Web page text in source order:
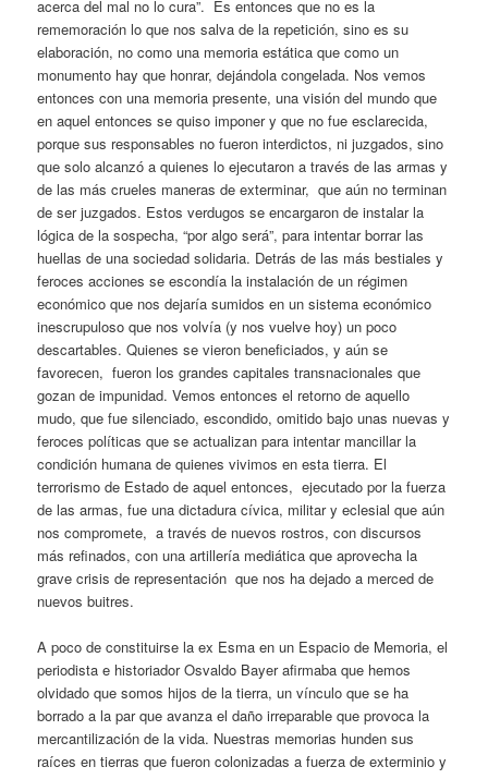
acerca del mal no lo cura”. Es entonces que no es la
rememoración lo que nos salva de la repetición, sino es su
elaboración, no como una memoria estática que como un
monumento hay que honrar, dejándola congelada. Nos vemos
entonces con una memoria presente, una visión del mundo que
en aquel entonces se quiso imponer y que no fue esclarecida,
porque sus responsables no fueron interdictos, ni juzgados, sino
que solo alcanzó a quienes lo ejecutaron a través de las armas y
de las más crueles maneras de exterminar, que aún no terminan
de ser juzgados. Estos verdugos se encargaron de instalar la
lógica de la sospecha, “por algo será”, para intentar borrar las
huellas de una sociedad solidaria. Detrás de las más bestiales y
feroces acciones se escondía la instalación de un régimen
económico que nos dejaría sumidos en un sistema económico
inescrupuloso que nos volvía (y nos vuelve hoy) un poco
descartables. Quienes se vieron beneficiados, y aún se
favorecen, fueron los grandes capitales transnacionales que
gozan de impunidad. Vemos entonces el retorno de aquello
mudo, que fue silenciado, escondido, omitido bajo unas nuevas y
feroces políticas que se actualizan para intentar mancillar la
condición humana de quienes vivimos en esta tierra. El
terrorismo de Estado de aquel entonces, ejecutado por la fuerza
de las armas, fue una dictadura cívica, militar y eclesial que aún
nos compromete, a través de nuevos rostros, con discursos
más refinados, con una artillería mediática que aprovecha la
grave crisis de representación que nos ha dejado a merced de
nuevos buitres.
A poco de constituirse la ex Esma en un Espacio de Memoria, el
periodista e historiador Osvaldo Bayer afirmaba que hemos
olvidado que somos hijos de la tierra, un vínculo que se ha
borrado a la par que avanza el daño irreparable que provoca la
mercantilización de la vida. Nuestras memorias hunden sus
raíces en tierras que fueron colonizadas a fuerza de exterminio y